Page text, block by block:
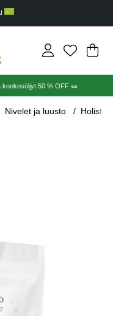
.
kookosöljyt 50 % OFF 🥜
Nivelet ja luusto Holistic
0